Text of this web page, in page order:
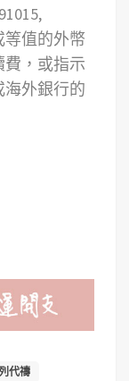
等值的外幣
，或指示
外銀行的
代禱